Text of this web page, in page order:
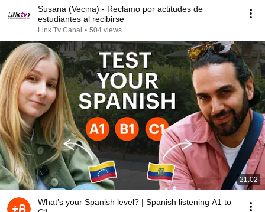
Susana (Vecina) - Reclamo por actitudes de
estudiantes al recibirse
Link Tv Canal • 504 views
21:02
What’s your Spanish level? | Spanish listening A1 to